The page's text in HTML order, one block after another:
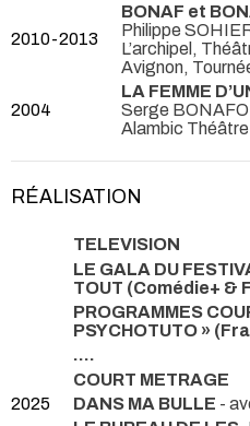
2010-2013
BONAF et
Philippe
L’archipel,
Avignon,
2004
LA FEMME
Serge
Alambic Théâtre
RÉALISATION
TELEVISION
LE GALA DU
TOUT (Comédie+ &
PROGRAMMES
PSYCHOTUTO »
....
COURT METRAGE
2025
DANS MA BULLE -